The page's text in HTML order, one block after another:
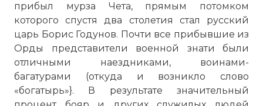
прибыл мурза Чета, прямым потомком
которого спустя два столетия стал русский
царь Борис Годунов. Почти все прибывшие из
Орды представители военной знати были
отличными наездниками, воинами-
багатурами (откуда и возникло слово
«богатырь»}. В результате значительный